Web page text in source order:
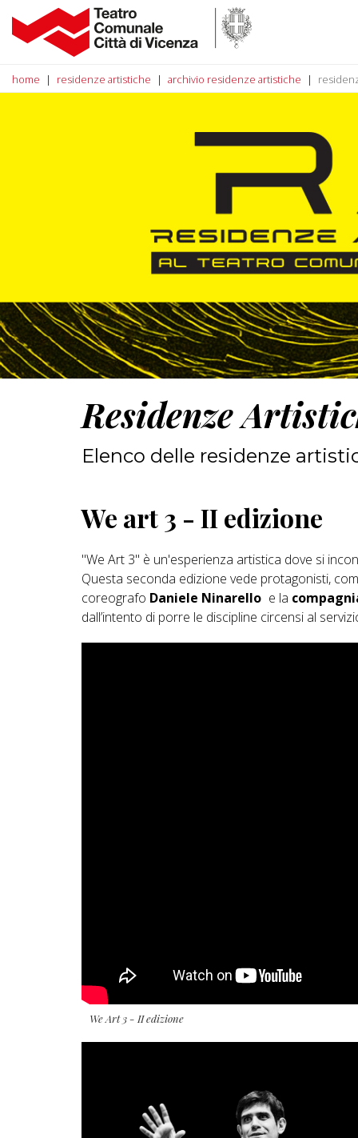
home residenze artistiche archivio residenze artistiche
Residenze
Elenco delle residenze
We art 3 - II edizione
"We Art 3" è un'esperienza artistica dove si
Questa seconda edizione vede protagonisti,
coreografo Daniele Ninarello e la
dall’intento di porre le discipline circensi al
We Art 3 - II edizione